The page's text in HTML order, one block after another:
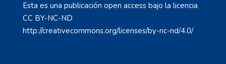
Esta es una publicación open access bajo la licencia
CC BY-NC-ND
http://creativecommons.org/licenses/by-nc-nd/4.0/